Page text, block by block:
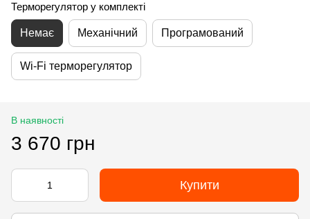
Терморегулятор у комплекті
Немає Механічний Програмований
Wi-Fi терморегулятор
В наявності
3 670 грн
Купити